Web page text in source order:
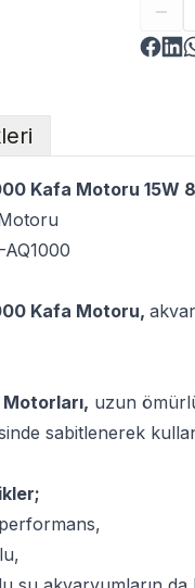
Kafa Motoru 15W
Kafa Motoru,
uzun
sabitlenerek